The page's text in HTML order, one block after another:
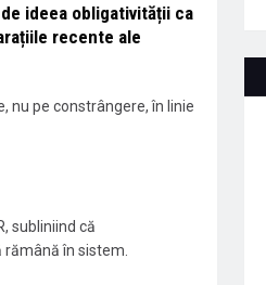
ideea obligativității ca
recente ale
nu pe constrângere, în linie
subliniind că
în sistem.